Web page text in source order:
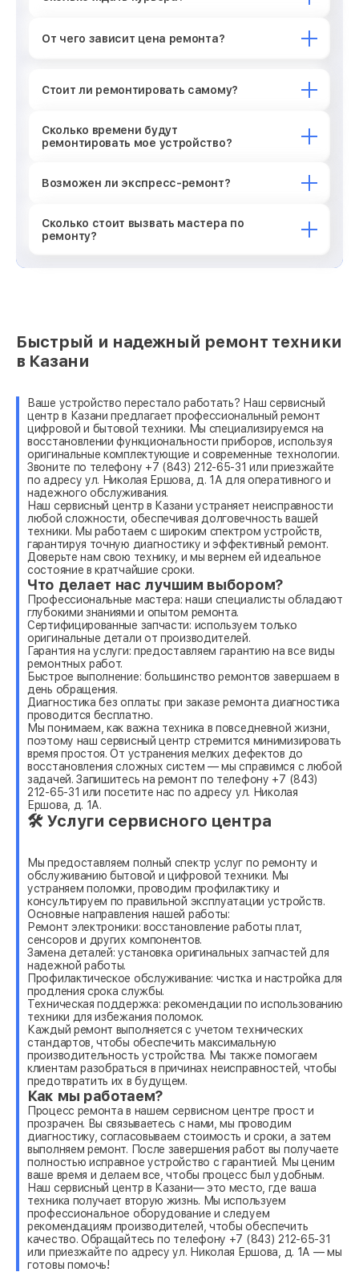
От чего зависит цена ремонта?
Стоит ли ремонтировать самому?
Сколько времени будут
ремонтировать мое устройство?
Возможен ли экспресс-ремонт?
Сколько стоит вызвать мастера по
ремонту?
Быстрый и надежный ремонт техники
в Казани
Ваше устройство перестало работать? Наш сервисный
центр в Казани предлагает профессиональный ремонт
цифровой и бытовой техники. Мы специализируемся на
восстановлении функциональности приборов, используя
оригинальные комплектующие и современные технологии.
Звоните по телефону +7 (843) 212-65-31 или приезжайте
по адресу ул. Николая Ершова, д. 1А для оперативного и
надежного обслуживания.
Наш сервисный центр в Казани устраняет неисправности
любой сложности, обеспечивая долговечность вашей
техники. Мы работаем с широким спектром устройств,
гарантируя точную диагностику и эффективный ремонт.
Доверьте нам свою технику, и мы вернем ей идеальное
состояние в кратчайшие сроки.
Что делает нас лучшим выбором?
Профессиональные мастера: наши специалисты обладают
глубокими знаниями и опытом ремонта.
Сертифицированные запчасти: используем только
оригинальные детали от производителей.
Гарантия на услуги: предоставляем гарантию на все виды
ремонтных работ.
Быстрое выполнение: большинство ремонтов завершаем в
день обращения.
Диагностика без оплаты: при заказе ремонта диагностика
проводится бесплатно.
Мы понимаем, как важна техника в повседневной жизни,
поэтому наш сервисный центр стремится минимизировать
время простоя. От устранения мелких дефектов до
восстановления сложных систем — мы справимся с любой
задачей. Запишитесь на ремонт по телефону +7 (843)
212-65-31 или посетите нас по адресу ул. Николая
Ершова, д. 1А.
🛠 Услуги сервисного центра
Мы предоставляем полный спектр услуг по ремонту и
обслуживанию бытовой и цифровой техники. Мы
устраняем поломки, проводим профилактику и
консультируем по правильной эксплуатации устройств.
Основные направления нашей работы:
Ремонт электроники: восстановление работы плат,
сенсоров и других компонентов.
Замена деталей: установка оригинальных запчастей для
надежной работы.
Профилактическое обслуживание: чистка и настройка для
продления срока службы.
Техническая поддержка: рекомендации по использованию
техники для избежания поломок.
Каждый ремонт выполняется с учетом технических
стандартов, чтобы обеспечить максимальную
производительность устройства. Мы также помогаем
клиентам разобраться в причинах неисправностей, чтобы
предотвратить их в будущем.
Как мы работаем?
Процесс ремонта в нашем сервисном центре прост и
прозрачен. Вы связываетесь с нами, мы проводим
диагностику, согласовываем стоимость и сроки, а затем
выполняем ремонт. После завершения работ вы получаете
полностью исправное устройство с гарантией. Мы ценим
ваше время и делаем все, чтобы процесс был удобным.
Наш сервисный центр в Казани— это место, где ваша
техника получает вторую жизнь. Мы используем
профессиональное оборудование и следуем
рекомендациям производителей, чтобы обеспечить
качество. Обращайтесь по телефону +7 (843) 212-65-31
или приезжайте по адресу ул. Николая Ершова, д. 1А — мы
готовы помочь!